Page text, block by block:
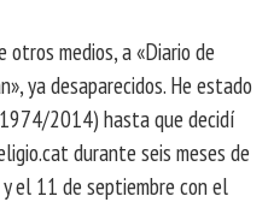
medios, a «Diario de
ya desaparecidos. He estado
2014) hasta que decidí
durante seis meses de
el 11 de septiembre con el